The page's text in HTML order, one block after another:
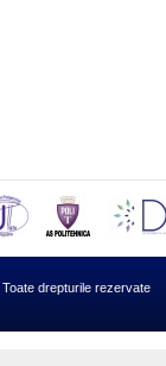
Toate drepturile rezervate